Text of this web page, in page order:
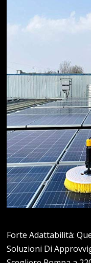
Forte Adattabilità:
Soluzioni Di